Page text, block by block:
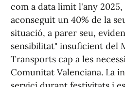
com a data límit l'any 2025,
aconseguit un 40% de la
situació, a parer seu,
sensibilitat" insuficient del
Transports cap a les
Comunitat Valenciana. La